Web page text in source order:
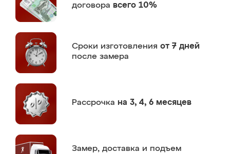
договора всего 10%
Сроки изготовления от 7 дней
после замера
Рассрочка на 3, 4, 6 месяцев
Замер, доставка и подъем